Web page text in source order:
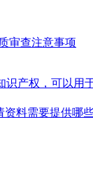
审查注意事项
识产权，可以用
资料需要提供哪